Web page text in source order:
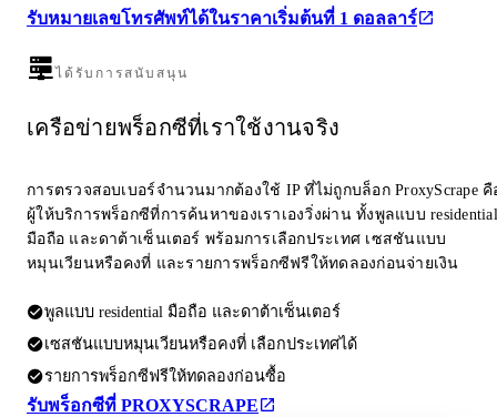
รับหมายเลขโทรศัพท์ได้ในราคาเริ่มต้นที่ 1 ดอลลาร์
ได้รับการสนับสนุน
เครือข่ายพร็อกซีที่เราใช้งานจริง
การตรวจสอบเบอร์จำนวนมากต้องใช้ IP ที่ไม่ถูกบล็อก ProxyScrape คื
ผู้ให้บริการพร็อกซีที่การค้นหาของเราเองวิ่งผ่าน ทั้งพูลแบบ residential
มือถือ และดาต้าเซ็นเตอร์ พร้อมการเลือกประเทศ เซสชันแบบ
หมุนเวียนหรือคงที่ และรายการพร็อกซีฟรีให้ทดลองก่อนจ่ายเงิน
พูลแบบ residential มือถือ และดาต้าเซ็นเตอร์
เซสชันแบบหมุนเวียนหรือคงที่ เลือกประเทศได้
รายการพร็อกซีฟรีให้ทดลองก่อนซื้อ
รับพร็อกซีที่ PROXYSCRAPE